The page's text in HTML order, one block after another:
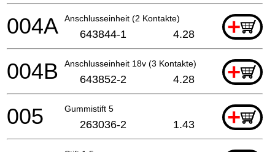
Anschlusseinheit (2 Kontakte) +
004A 643844-1 4.28
Anschlusseinheit 18v (3 Kontakte) +
004B 643852-2 4.28
Gummistift 5 +
005 263036-2 1.43